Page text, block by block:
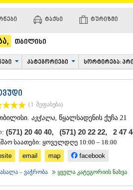
ᲢᲐᲥᲡᲘ ᲢᲣᲠᲘᲖᲛᲘ
თბილისი
კატეგორიები სორტირება:
(1 შეფასება)
ავჭალა , წყალსადენის ქუჩა 21
(571) 20 40 40, (571) 20 22 22, 2 47
საათები: ყოველდღე 10:00 – 18:00
email map facebook
– ვაჭრობა ყველა კატეგორიის ნახვა